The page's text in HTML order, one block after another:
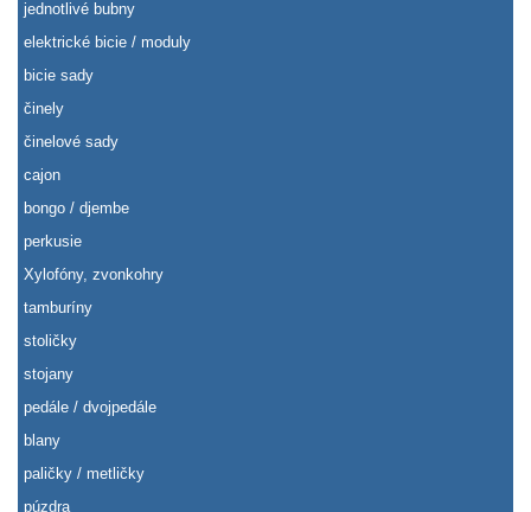
jednotlivé bubny
elektrické bicie / moduly
bicie sady
činely
činelové sady
cajon
bongo / djembe
perkusie
Xylofóny, zvonkohry
tamburíny
stoličky
stojany
pedále / dvojpedále
blany
paličky / metličky
púzdra